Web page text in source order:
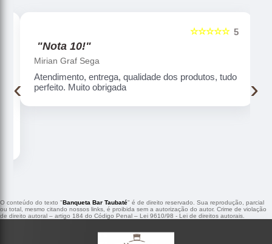
5
☆☆☆☆☆
"Nota 10!"
Mirian Graf Sega
Atendimento, entrega, qualidade dos produtos, tudo
perfeito. Muito obrigada
‹ ›
O conteúdo do texto "Banqueta Bar Taubaté" é de direito reservado. Sua reprodução, parcial
ou total, mesmo citando nossos links, é proibida sem a autorização do autor. Crime de violação
de direito autoral – artigo 184 do Código Penal – Lei 9610/98 - Lei de direitos autorais